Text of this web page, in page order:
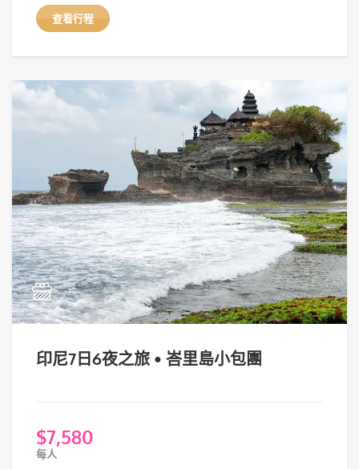
查看行程
印尼7日6夜之旅 • 峇里島小包團
$7,580
每人